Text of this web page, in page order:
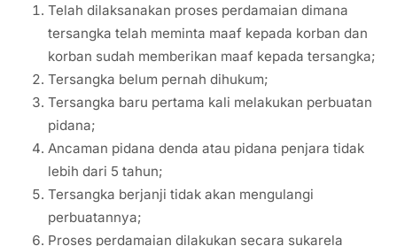
Telah dilaksanakan proses perdamaian dimana
tersangka telah meminta maaf kepada korban dan
korban sudah memberikan maaf kepada tersangka;
Tersangka belum pernah dihukum;
Tersangka baru pertama kali melakukan perbuatan
pidana;
Ancaman pidana denda atau pidana penjara tidak
lebih dari 5 tahun;
Tersangka berjanji tidak akan mengulangi
perbuatannya;
Proses perdamaian dilakukan secara sukarela